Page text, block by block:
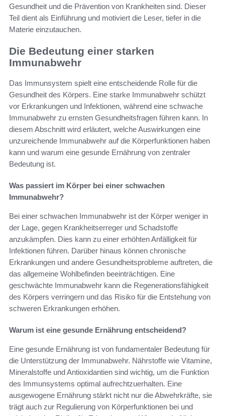
Gesundheit und die Prävention von Krankheiten sind. Dieser
Teil dient als Einführung und motiviert die Leser, tiefer in die
Materie einzutauchen.
Die Bedeutung einer starken
Immunabwehr
Das Immunsystem spielt eine entscheidende Rolle für die
Gesundheit des Körpers. Eine starke Immunabwehr schützt
vor Erkrankungen und Infektionen, während eine schwache
Immunabwehr zu ernsten Gesundheitsfragen führen kann. In
diesem Abschnitt wird erläutert, welche Auswirkungen eine
unzureichende Immunabwehr auf die Körperfunktionen haben
kann und warum eine gesunde Ernährung von zentraler
Bedeutung ist.
Was passiert im Körper bei einer schwachen
Immunabwehr?
Bei einer schwachen Immunabwehr ist der Körper weniger in
der Lage, gegen Krankheitserreger und Schadstoffe
anzukämpfen. Dies kann zu einer erhöhten Anfälligkeit für
Infektionen führen. Darüber hinaus können chronische
Erkrankungen und andere Gesundheitsprobleme auftreten, die
das allgemeine Wohlbefinden beeinträchtigen. Eine
geschwächte Immunabwehr kann die Regenerationsfähigkeit
des Körpers verringern und das Risiko für die Entstehung von
schweren Erkrankungen erhöhen.
Warum ist eine gesunde Ernährung entscheidend?
Eine gesunde Ernährung ist von fundamentaler Bedeutung für
die Unterstützung der Immunabwehr. Nährstoffe wie Vitamine,
Mineralstoffe und Antioxidantien sind wichtig, um die Funktion
des Immunsystems optimal aufrechtzuerhalten. Eine
ausgewogene Ernährung stärkt nicht nur die Abwehrkräfte, sie
trägt auch zur Regulierung von Körperfunktionen bei und